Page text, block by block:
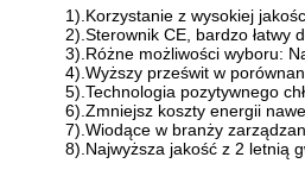
1).Korzystanie z wysokiej
2).Sterownik CE, bardzo łatwy
3).Różne możliwości wyboru:
4).Wyższy prześwit w
5).Technologia pozytywnego
6).Zmniejsz koszty energii
7).Wiodące w branży
8).Najwyższa jakość z 2 letnią